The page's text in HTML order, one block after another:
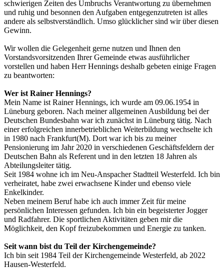
schwierigen Zeiten des Umbruchs Verantwortung zu übernehmen
und ruhig und besonnen den Aufgaben entgegenzutreten ist alles
andere als selbstverständlich. Umso glücklicher sind wir über diesen
Gewinn.
Wir wollen die Gelegenheit gerne nutzen und Ihnen den
Vorstandsvorsitzenden Ihrer Gemeinde etwas ausführlicher
vorstellen und haben Herr Hennings deshalb gebeten einige Fragen
zu beantworten:
Wer ist Rainer Hennings?
Mein Name ist Rainer Hennings, ich wurde am 09.06.1954 in
Lüneburg geboren. Nach meiner allgemeinen Ausbildung bei der
Deutschen Bundesbahn war ich zunächst in Lüneburg tätig. Nach
einer erfolgreichen innerbetrieblichen Weiterbildung wechselte ich
in 1980 nach Frankfurt(M). Dort war ich bis zu meiner
Pensionierung im Jahr 2020 in verschiedenen Geschäftsfeldern der
Deutschen Bahn als Referent und in den letzten 18 Jahren als
Abteilungsleiter tätig.
Seit 1984 wohne ich im Neu-Anspacher Stadtteil Westerfeld. Ich bin
verheiratet, habe zwei erwachsene Kinder und ebenso viele
Enkelkinder.
Neben meinem Beruf habe ich auch immer Zeit für meine
persönlichen Interessen gefunden. Ich bin ein begeisterter Jogger
und Radfahrer. Die sportlichen Aktivitäten geben mir die
Möglichkeit, den Kopf freizubekommen und Energie zu tanken.
Seit wann bist du Teil der Kirchengemeinde?
Ich bin seit 1984 Teil der Kirchengemeinde Westerfeld, ab 2022
Hausen-Westerfeld.